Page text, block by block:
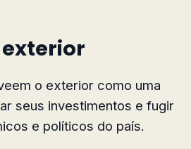
o exterior como uma
seus investimentos e fugir
e políticos do país.